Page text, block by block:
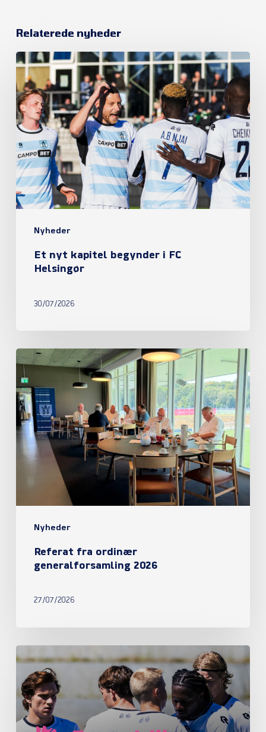
Relaterede nyheder
Nyheder
Et
nyt
kapitel
begynder
FC
Helsingør
Et nyt kapitel begynder i FC
Helsingør
30/07/2026
Nyheder
Referat
fra
ordinær
generalforsamling
2026
Referat fra ordinær
generalforsamling 2026
27/07/2026